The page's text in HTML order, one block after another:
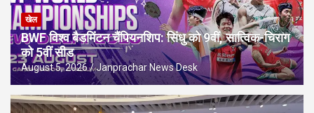
खेल
BWF विश्व बैडमिंटन चैंपियनशिप: सिंधु को 9वीं, सात्विक-चिराग
को 5वीं सीड
August 5, 2026 Janprachar News Desk